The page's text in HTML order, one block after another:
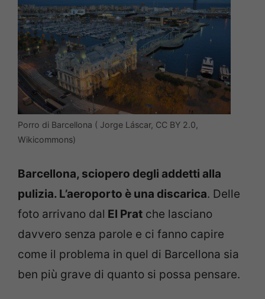
Porro di Barcellona ( Jorge Láscar, CC BY 2.0,
Wikicommons)
Barcellona, sciopero degli addetti alla
pulizia. L’aeroporto è una discarica. Delle
foto arrivano dal El Prat che lasciano
davvero senza parole e ci fanno capire
come il problema in quel di Barcellona sia
ben più grave di quanto si possa pensare.